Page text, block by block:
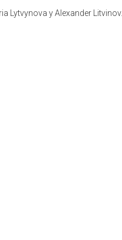
Lytvynova y Alexander Litvinov.